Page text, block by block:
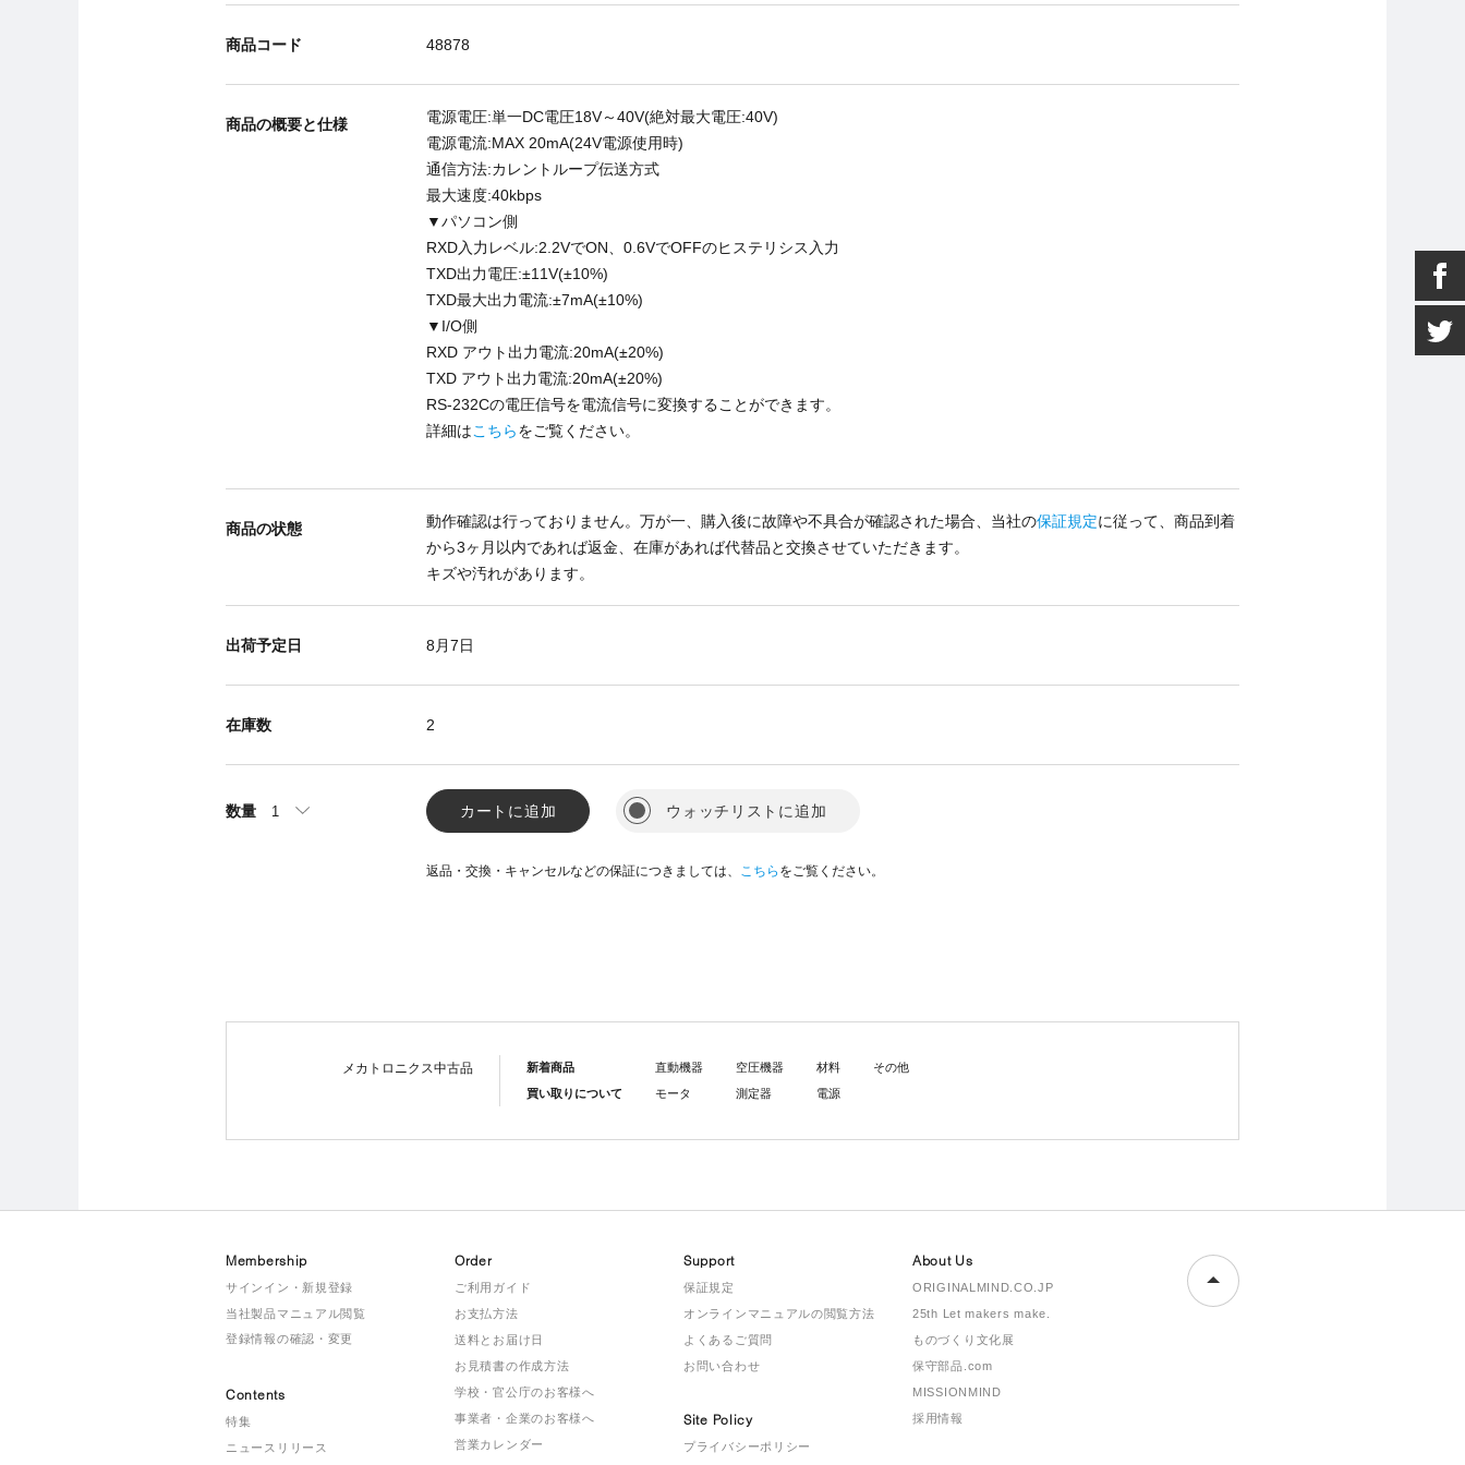
商品コード 48878
商品の概要と仕様
電源電圧:単一DC電圧18V～40V(絶対最大電圧:40V)
電源電流:MAX 20mA(24V電源使用時)
通信方法:カレントループ伝送方式
最大速度:40kbps
▼パソコン側
RXD入力レベル:2.2VでON、0.6VでOFFのヒステリシス入力
TXD出力電圧:±11V(±10%)
TXD最大出力電流:±7mA(±10%)
▼I/O側
RXD アウト出力電流:20mA(±20%)
TXD アウト出力電流:20mA(±20%)
RS-232Cの電圧信号を電流信号に変換することができます。
詳細はこちらをご覧ください。
商品の状態 動作確認は行っておりません。万が一、購入後に故障や不具合が確認された場合、当社の保証規定に従って、商品到着
から3ヶ月以内であれば返金、在庫があれば代替品と交換させていただきます。
キズや汚れがあります。
出荷予定日 8月7日
在庫数 2
数量 カートに追加 ウォッチリストに追加
返品・交換・キャンセルなどの保証につきましては、 こちら をご覧ください。
メカトロニクス中古品
新着商品
買い取りについて
直動機器
モータ
空圧機器
測定器
材料
電源
その他
Membership
サインイン・新規登録
当社製品マニュアル閲覧
登録情報の確認・変更
Contents
特集
ニュースリリース
Order
ご利用ガイド
お支払方法
送料とお届け日
お見積書の作成方法
学校・官公庁のお客様へ
事業者・企業のお客様へ
営業カレンダー
Support
保証規定
オンラインマニュアルの閲覧方法
よくあるご質問
お問い合わせ
Site Policy
プライバシーポリシー
About Us
ORIGINALMIND.CO.JP
25th Let makers make.
ものづくり文化展
保守部品.com
MISSIONMIND
採用情報